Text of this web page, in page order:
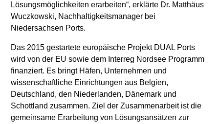
Lösungsmöglichkeiten erarbeiten“, erklärte Dr. Matthäus
Wuczkowski, Nachhaltigkeitsmanager bei
Niedersachsen Ports.
Das 2015 gestartete europäische Projekt DUAL Ports
wird von der EU sowie dem Interreg Nordsee Programm
finanziert. Es bringt Häfen, Unternehmen und
wissenschaftliche Einrichtungen aus Belgien,
Deutschland, den Niederlanden, Dänemark und
Schottland zusammen. Ziel der Zusammenarbeit ist die
gemeinsame Erarbeitung von Lösungsansätzen zur